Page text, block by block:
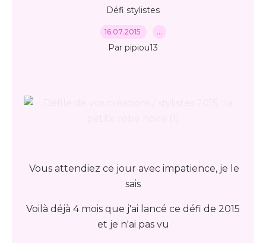
Défi stylistes
16.07.2015 …
Par pipiou13
Vous attendiez ce jour avec impatience, je le
sais
Voilà déjà 4 mois que j'ai lancé ce défi de 2015
et je n'ai pas vu